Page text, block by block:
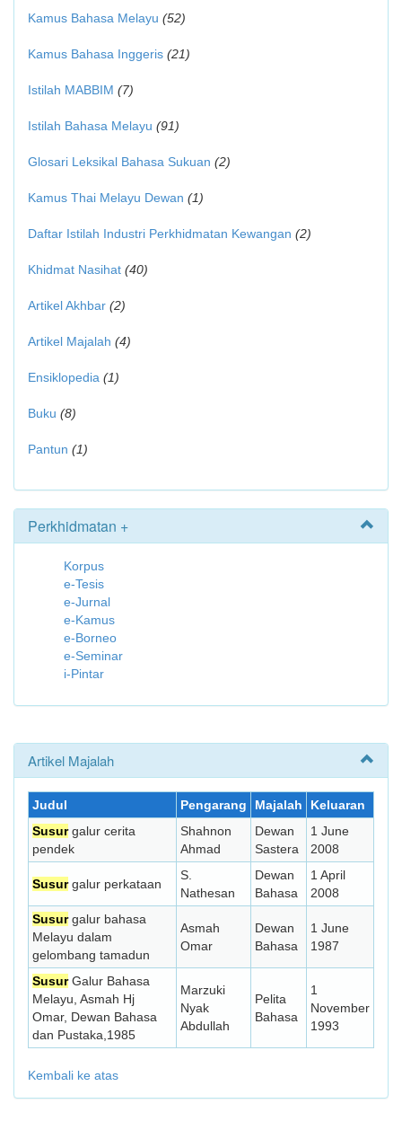
Kamus Bahasa Melayu (52)
Kamus Bahasa Inggeris (21)
Istilah MABBIM (7)
Istilah Bahasa Melayu (91)
Glosari Leksikal Bahasa Sukuan (2)
Kamus Thai Melayu Dewan (1)
Daftar Istilah Industri Perkhidmatan Kewangan (2)
Khidmat Nasihat (40)
Artikel Akhbar (2)
Artikel Majalah (4)
Ensiklopedia (1)
Buku (8)
Pantun (1)
Perkhidmatan +
Korpus
e-Tesis
e-Jurnal
e-Kamus
e-Borneo
e-Seminar
i-Pintar
Artikel Majalah
Judul Pengarang Majalah
Keluaran
Susurgalur cerita
pendek
Shahnon
Ahmad
Dewan
Sastera
1 June
2008
Susurgalur perkataan
S.
Nathesan
Dewan
Bahasa
1 April
2008
Susurgalur bahasa
Melayu dalam
gelombang tamadun
Asmah
Omar
Dewan
Bahasa
1 June
1987
SusurGalur Bahasa
Melayu, Asmah Hj
Omar, Dewan Bahasa
dan Pustaka,1985
Marzuki
Nyak
Abdullah
Pelita
Bahasa
1
November
1993
Kembali ke atas